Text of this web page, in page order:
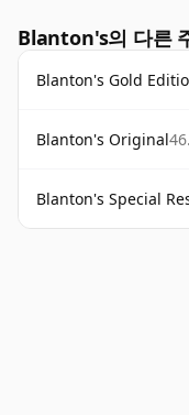
Blanton's의 다른
Blanton's Gold
Blanton's Original
Blanton's Special